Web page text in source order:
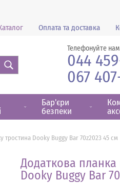
Оплата та доставка
Телефонуйте нам
044
067
Бар'єри
безпеки
тростина Dooky Buggy Bar 70z2023 45 см
Додаткова планка
Dooky Buggy Bar